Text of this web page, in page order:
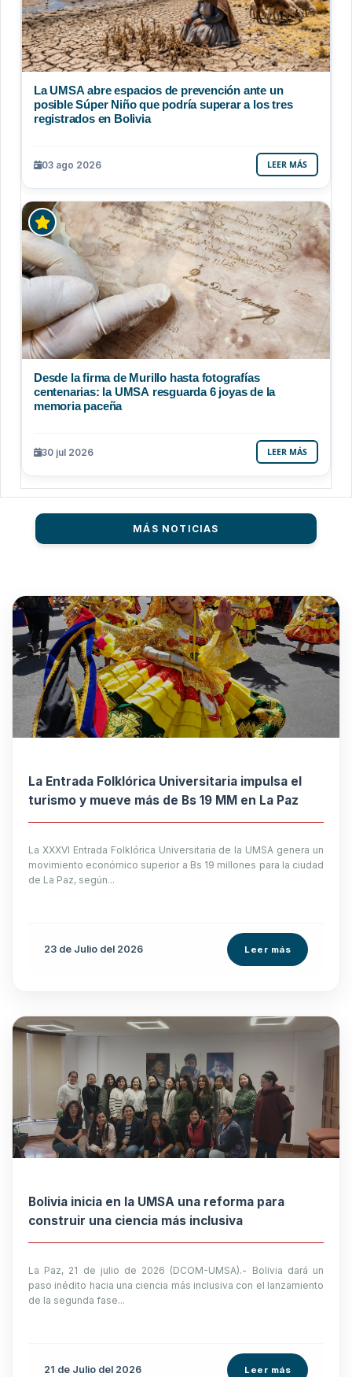
La UMSA abre espacios de prevención ante un
posible Súper Niño que podría superar a los tres
registrados en Bolivia
03 ago 2026 LEER MÁS
Desde la firma de Murillo hasta fotografías
centenarias: la UMSA resguarda 6 joyas de la
memoria paceña
30 jul 2026 LEER MÁS
MÁS NOTICIAS
La Entrada Folklórica Universitaria impulsa el
turismo y mueve más de Bs 19 MM en La Paz
La XXXVI Entrada Folklórica Universitaria de la UMSA genera un
movimiento económico superior a Bs 19 millones para la ciudad
de La Paz, según...
23 de Julio del 2026 Leer más
Bolivia inicia en la UMSA una reforma para
construir una ciencia más inclusiva
La Paz, 21 de julio de 2026 (DCOM-UMSA).- Bolivia dará un
paso inédito hacia una ciencia más inclusiva con el lanzamiento
de la segunda fase...
21 de Julio del 2026 Leer más